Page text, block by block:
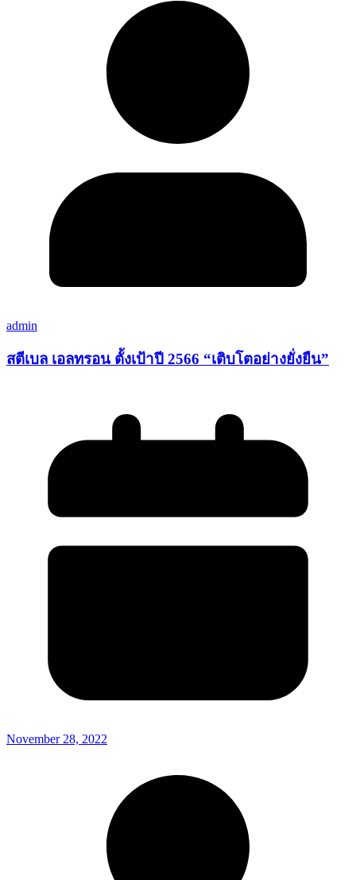
admin
สตีเบล เอลทรอน ตั้งเป้าปี 2566 “เติบโตอย่างยั่งยืน”
November 28, 2022